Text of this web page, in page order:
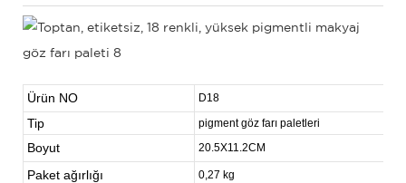
Ürün NO D18
Tip pigment göz farı paletleri
Boyut 20.5X11.2CM
Paket ağırlığı 0,27 kg